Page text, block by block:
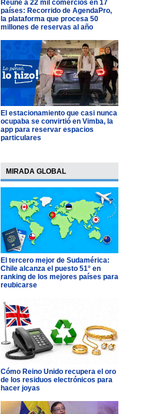
Reúne a 22 mil comercios en 17
países: Recorrido de AgendaPro,
la plataforma que procesa 50
millones de reservas al año
El estacionamiento que casi nunca
ocupaba se convirtió en Vimba, la
app para reservar espacios
particulares
MIRADA GLOBAL
El tercero mejor de Sudamérica:
Chile alcanza el puesto 51° en
ranking de los mejores países para
reubicarse
Cómo Reino Unido recupera el oro
de los residuos electrónicos para
hacer joyas